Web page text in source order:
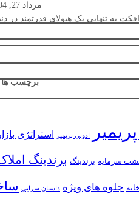
مرداد 27, 1404
افکت به تنهایی یک هیولای قدرتمند
برچسب ها
ادوبی پریمیر استراتژی
سرمایه برندینگ برندینگ
جلوه های ویژه داستان سرایی